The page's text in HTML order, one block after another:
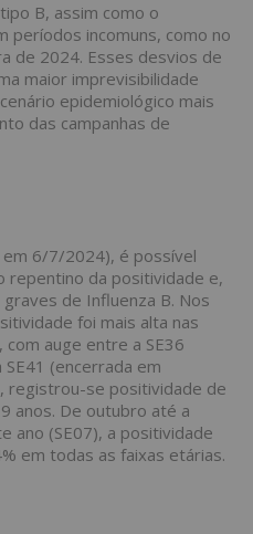
B, assim como o
períodos incomuns, como no
de 2024. Esses desvios de
maior imprevisibilidade
epidemiológico mais
das campanhas de
em 6/7/2024), é possível
repentino da positividade e,
de Influenza B. Nos
foi mais alta nas
auge entre a SE36
(encerrada em
registrou-se positividade de
anos. De outubro até a
ano (SE07), a positividade
em todas as faixas etárias.